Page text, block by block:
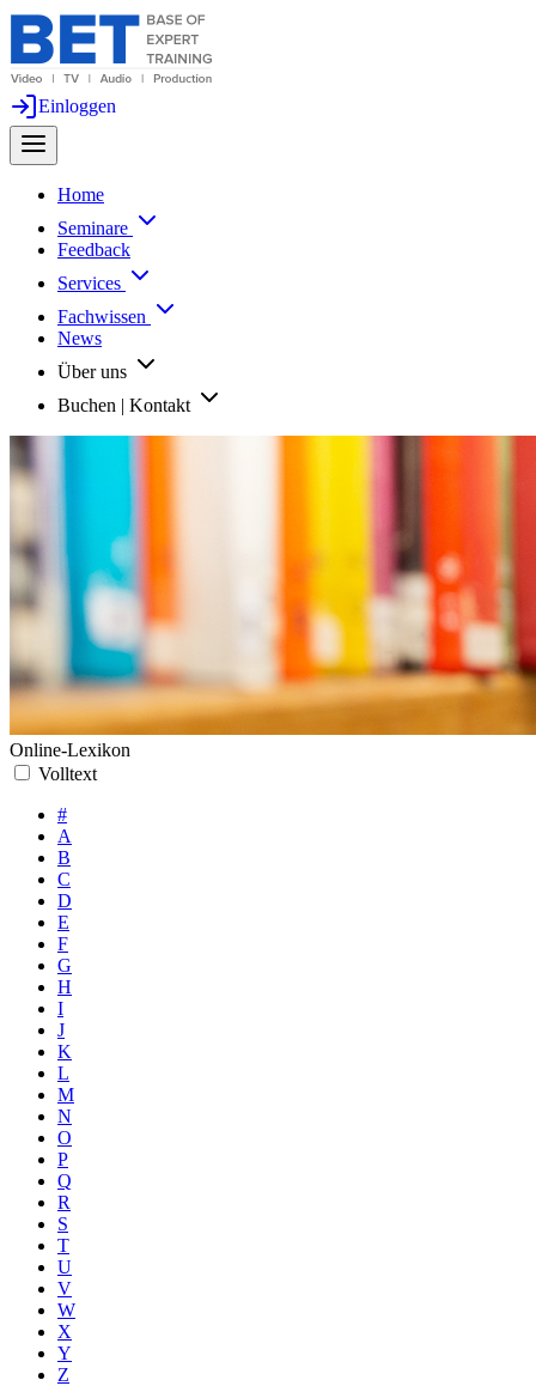
Einloggen
Home
Seminare
Feedback
Services
Fachwissen
News
Über uns
Buchen | Kontakt
Online-Lexikon
Volltext
#
A
B
C
D
E
F
G
H
I
J
K
L
M
N
O
P
Q
R
S
T
U
V
W
X
Y
Z